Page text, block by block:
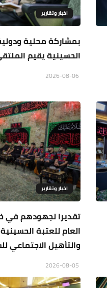
اخبار وتقارير
بمشاركة محلية
الحسينية يقيم
اخبار وتقارير
تقديرا لجهودهم في
العام للعتبة
والتأهيل الاجتماعي